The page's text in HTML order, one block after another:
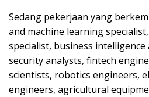
Sedang pekerjaan yang
and machine learning
specialist, business
security analysts, fintech
scientists, robotics engineers,
engineers, agricultural